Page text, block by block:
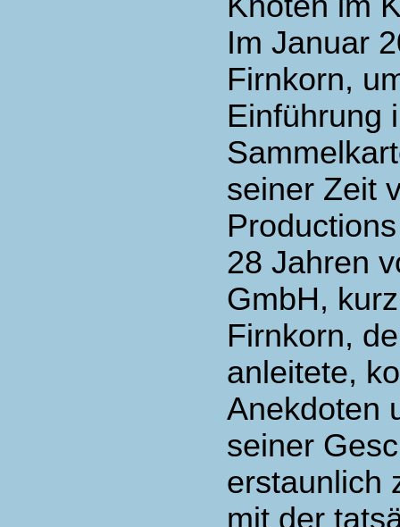
Im Januar
Firnkorn,
Einführung
seiner Zeit
28 Jahren
GmbH,
Firnkorn,
anleitete,
Anekdoten
seiner
erstaunlich
mit der